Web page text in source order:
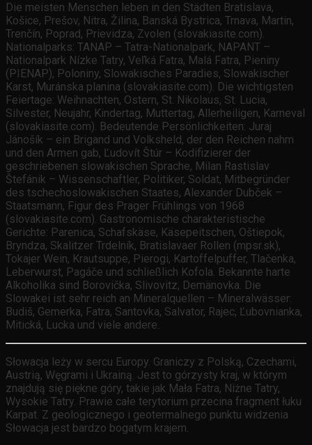
Die meisten Menschen leben in den Städten Bratislava,
Košice, Prešov, Nitra, Žilina, Banská Bystrica, Trnava, Martin,
Trenčín, Poprad, Prievidza, Zvolen (slovakiasite.com).
Nationalparks: TANAP – Tatra-Nationalpark, NAPANT –
Nationalpark Nízke Tatry, Veľká Fatra, Malá Fatra, Pieniny
(PIENAP), Poloniny, Slowakisches Paradies, Slowakischer
Karst, Muránska planina (slovakiasite.com). Die wichtigsten
Feiertage: Weihnachten, Ostern, St. Nikolaus, St. Lucia,
Silvester, Neujahr, Kindertag, Muttertag, Allerheiligen, Karneval
(slovakiasite.com). Bedeutende Persönlichkeiten: Juraj
Jánošík – ein Brigand und Volksheld, der den Reichen nahm
und den Armen gab, Ľudovít Štúr – Kodifizierer der
geschriebenen slowakischen Sprache, Milan Rastislav
Štefánik – Wissenschaftler, Politiker, Soldat, Mitbegründer
des tschechoslowakischen Staates, Alexander Dubček –
Staatsmann, Figur des Prager Frühlings von 1968
(slovakiasite.com). Gastronomische charakteristische
Gerichte: Parenica, Schafskäse, Käsepeitschen, Oštiepok,
Bryndza, Skalitzer Trdelník, Bratislavaer Rollen (mpsr.sk),
Tokajer Wein, Krautsuppe, Pierogi, Kartoffelpuffer, Tlačenka,
Leberwurst, Pagáče und schließlich Kofola. Bekannte harte
Alkoholika sind Borovička, Slivovitz, Demänovka. Die
Slowakei ist sehr reich an Mineralquellen – Mineralwässer:
Budiš, Gemerka, Fatra, Santovka, Salvator, Rajec, Ľubovnianka,
Mitická, Lucka und viele andere.
Słowacja leży w sercu Europy. Graniczy z Polską, Czechami,
Austrią, Węgrami i Ukrainą. Jest to górzysty kraj, w którym
znajdują się piękne góry, takie jak Mała Fatra, Niżne Tatry,
Wysokie Tatry. Prawie całe terytorium przecina fragment łuku
Karpat. Z geologicznego i geotermalnego punktu widzenia
Słowacja jest bardzo bogatym krajem.